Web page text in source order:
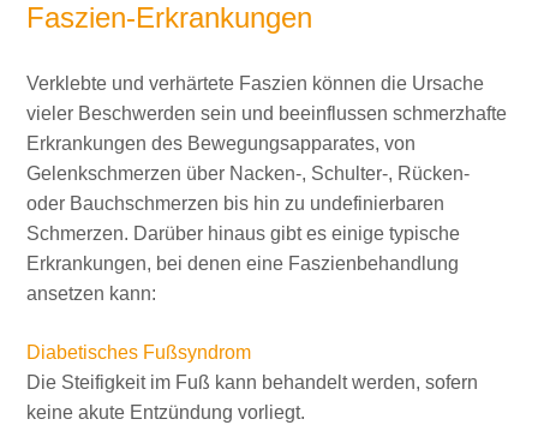
Faszien-Erkrankungen
Verklebte und verhärtete Faszien können die Ursache
vieler Beschwerden sein und beeinflussen schmerzhafte
Erkrankungen des Bewegungsapparates, von
Gelenkschmerzen über Nacken-, Schulter-, Rücken-
oder Bauchschmerzen bis hin zu undefinierbaren
Schmerzen. Darüber hinaus gibt es einige typische
Erkrankungen, bei denen eine Faszienbehandlung
ansetzen kann:
Diabetisches Fußsyndrom
Die Steifigkeit im Fuß kann behandelt werden, sofern
keine akute Entzündung vorliegt.